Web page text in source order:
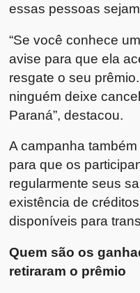
essas pessoas
“Se você conhece
avise para que ela
resgate o seu
ninguém deixe
Paraná”, destacou.
A campanha
para que os
regularmente seus
existência de
disponíveis para
Quem são os
retiraram o prêmio